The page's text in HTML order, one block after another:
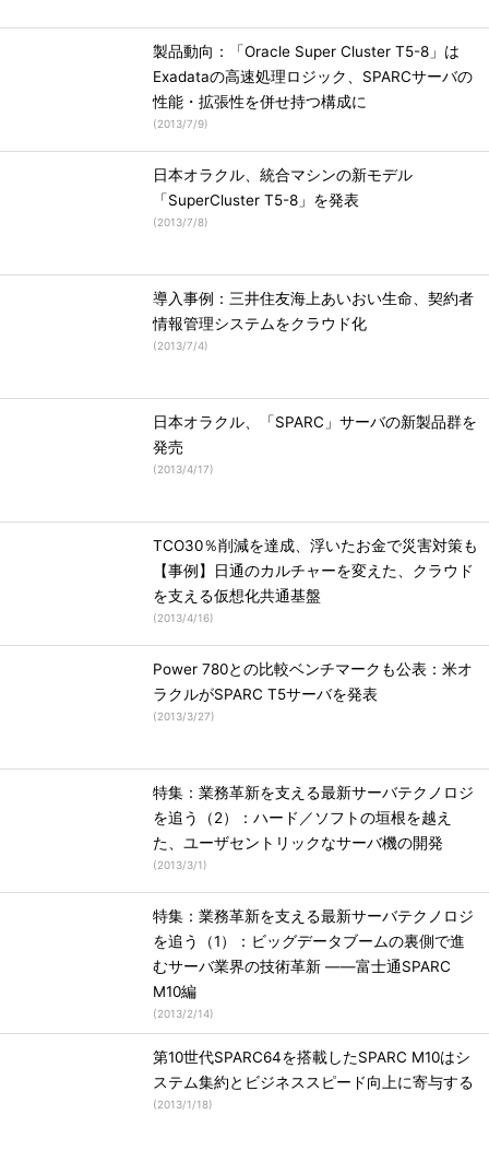
製品動向：「Oracle Super Cluster T5-8」は
Exadataの高速処理ロジック、SPARCサーバの
性能・拡張性を併せ持つ構成に
(2013/7/9)
日本オラクル、統合マシンの新モデル
「SuperCluster T5-8」を発表
(2013/7/8)
導入事例：三井住友海上あいおい生命、契約者
情報管理システムをクラウド化
(2013/7/4)
日本オラクル、「SPARC」サーバの新製品群を
発売
(2013/4/17)
TCO30％削減を達成、浮いたお金で災害対策も
【事例】日通のカルチャーを変えた、クラウド
を支える仮想化共通基盤
(2013/4/16)
Power 780との比較ベンチマークも公表：米オ
ラクルがSPARC T5サーバを発表
(2013/3/27)
特集：業務革新を支える最新サーバテクノロジ
を追う（2）：ハード／ソフトの垣根を越え
た、ユーザセントリックなサーバ機の開発
(2013/3/1)
特集：業務革新を支える最新サーバテクノロジ
を追う（1）：ビッグデータブームの裏側で進
むサーバ業界の技術革新 ――富士通SPARC
M10編
(2013/2/14)
第10世代SPARC64を搭載したSPARC M10はシ
ステム集約とビジネススピード向上に寄与する
(2013/1/18)